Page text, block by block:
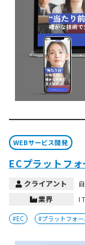
WEBサービス開発
ECプラットフ
クライアント
業界
#EC #プラットフォー